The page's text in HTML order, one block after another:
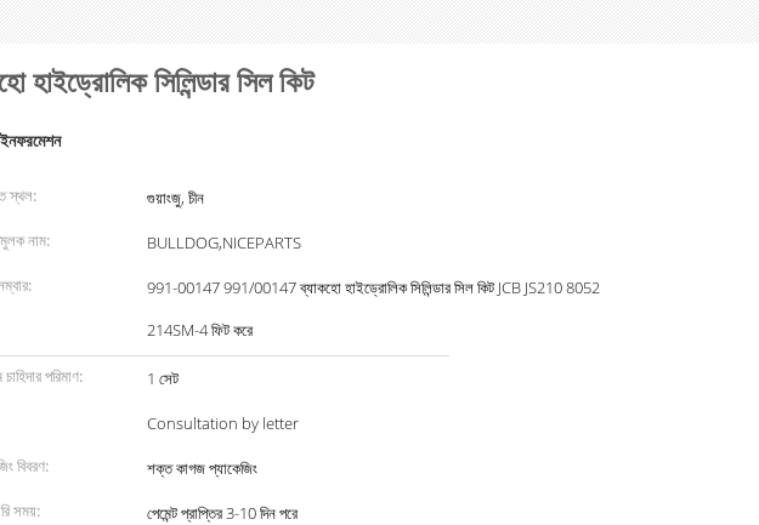
সিলিন্ডার সিল কিট
স্থল:
গুয়াংজু, চীন
নাম:
BULLDOG,NICEPARTS
991-00147 991/00147 ব্যাকহো হাইড্রোলিক সিলিন্ডার সিল কিট JCB JS210 8052
214SM-4 ফিট করে
পরিমাণ:
1 সেট
Consultation by letter
বিবরণ:
শক্ত কাগজ প্যাকেজিং
সময়:
পেমেন্ট প্রাপ্তির 3-10 দিন পরে